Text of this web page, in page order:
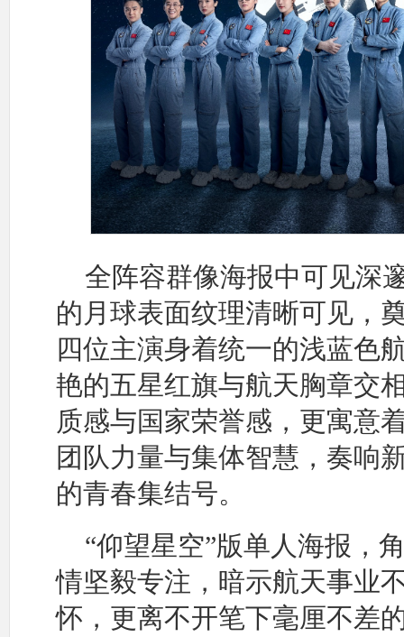
全阵容群像海报中可见深
的月球表面纹理清晰可见，
四位主演身着统一的浅蓝色
艳的五星红旗与航天胸章交
质感与国家荣誉感，更寓意
团队力量与集体智慧，奏响
的青春集结号。
“仰望星空”版单人海报，
情坚毅专注，暗示航天事业
怀，更离不开笔下毫厘不差